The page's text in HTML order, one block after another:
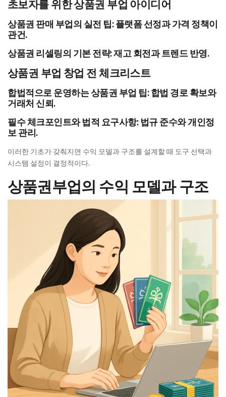
초보자를 위한 상품권 부업 아이디어
상품권 판매 부업의 실전 팁: 플랫폼 선정과 가격 정책이
관건.
상품권 리셀링의 기본 전략: 재고 회전과 트렌드 반영.
상품권 부업 창업 전 체크리스트
합법적으로 운영하는 상품권 부업 팁: 합법 경로 확보와
거래처 신뢰.
필수 체크포인트와 법적 요구사항: 법규 준수와 개인정
보 관리.
이러한 기초가 갖춰지면 수익 모델과 구조를 설계할 때 도구 선택과
시스템 설정이 결정적이다.
상품권부업의 수익 모델과 구조